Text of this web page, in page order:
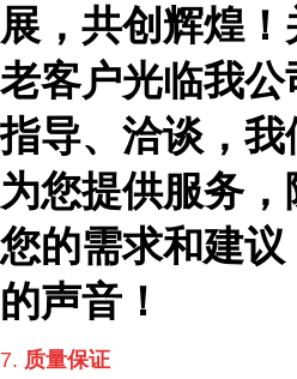
展，共创辉煌
老客户光临我公
指导、洽谈，
为您提供服务
您的需求和建
的声音！
7. 质量保证